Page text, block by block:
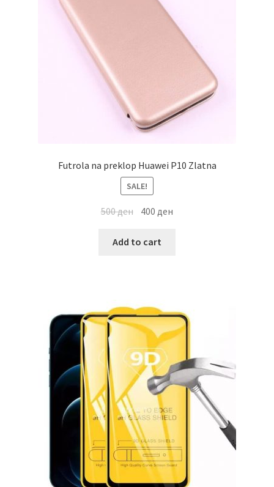
Futrola na preklop Huawei P10 Zlatna
SALE!
500ден 400 ден
Add to cart